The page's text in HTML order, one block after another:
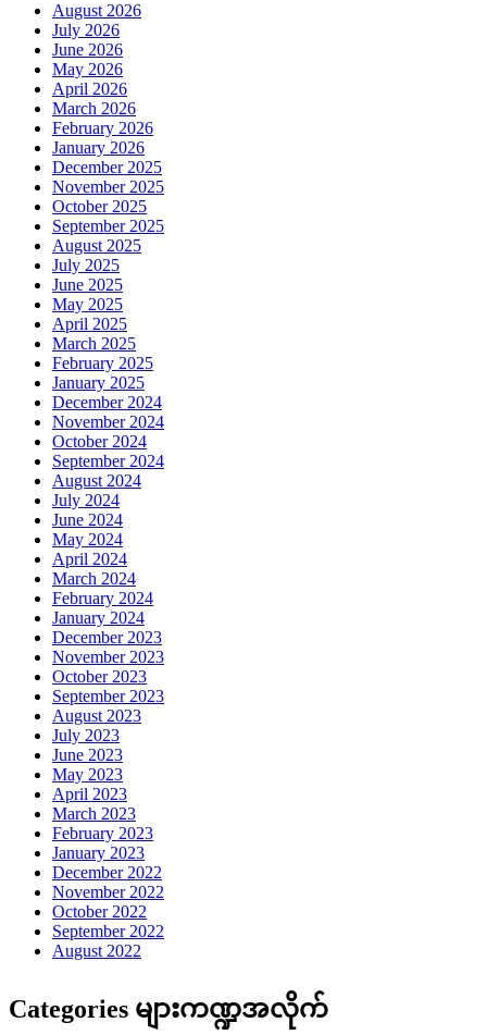
August 2026
July 2026
June 2026
May 2026
April 2026
March 2026
February 2026
January 2026
December 2025
November 2025
October 2025
September 2025
August 2025
July 2025
June 2025
May 2025
April 2025
March 2025
February 2025
January 2025
December 2024
November 2024
October 2024
September 2024
August 2024
July 2024
June 2024
May 2024
April 2024
March 2024
February 2024
January 2024
December 2023
November 2023
October 2023
September 2023
August 2023
July 2023
June 2023
May 2023
April 2023
March 2023
February 2023
January 2023
December 2022
November 2022
October 2022
September 2022
August 2022
Categories များကဏ္ဍအလိုက်